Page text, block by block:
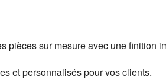
pièces sur mesure avec une finition
et personnalisés pour vos clients.